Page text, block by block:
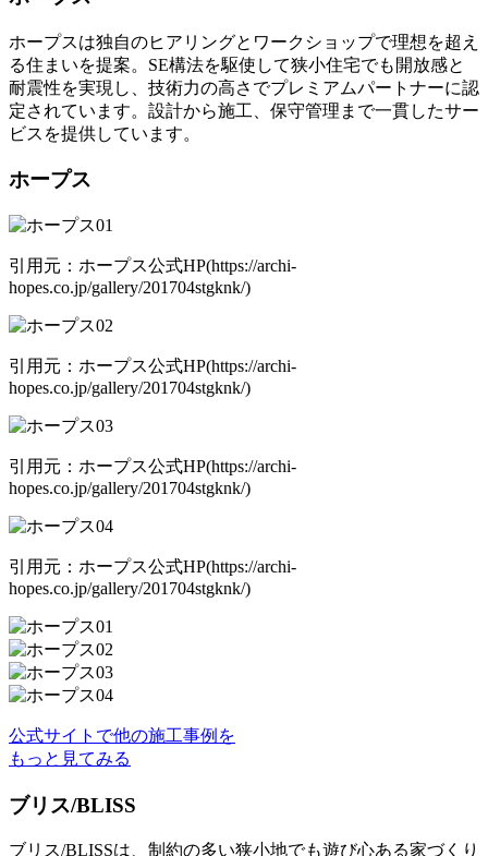
ホープスは独自のヒアリングとワークショップで理想を超え
る住まいを提案。SE構法を駆使して狭小住宅でも開放感と
耐震性を実現し、技術力の高さでプレミアムパートナーに認
定されています。設計から施工、保守管理まで一貫したサー
ビスを提供しています。
ホープス
引用元：ホープス公式HP(https://archi-
hopes.co.jp/gallery/201704stgknk/)
引用元：ホープス公式HP(https://archi-
hopes.co.jp/gallery/201704stgknk/)
引用元：ホープス公式HP(https://archi-
hopes.co.jp/gallery/201704stgknk/)
引用元：ホープス公式HP(https://archi-
hopes.co.jp/gallery/201704stgknk/)
公式サイトで他の施工事例を
もっと見てみる
ブリス/BLISS
ブリス/BLISSは、制約の多い狭小地でも遊び心ある家づくり